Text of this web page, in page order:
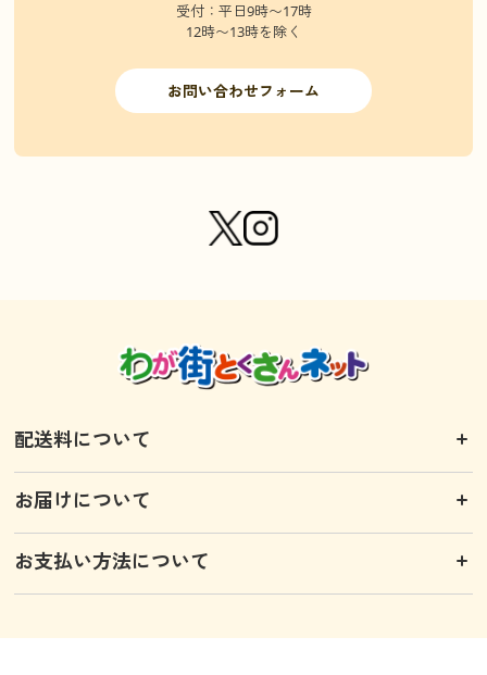
受付：平日9時〜17時
12時〜13時を除く
お問い合わせフォーム
配送料について
お届けについて
お支払い方法について